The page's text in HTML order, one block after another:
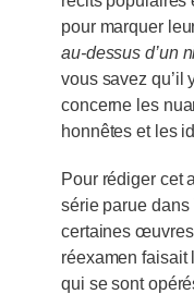
pour marquer
au-dessus d’un
vous savez qu’il
concerne les
honnêtes et les
Pour rédiger cet
série parue dans
certaines
réexamen faisait
qui se sont